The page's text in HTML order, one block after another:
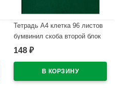
Тетрадь А4 клетка 96 листов
бумвинил скоба второй блок
BG зеленый
148 ₽